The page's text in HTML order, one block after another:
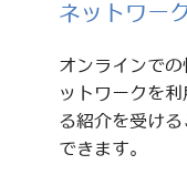
ネットワー
オンラインで
ットワークを
る紹介を受け
できます。